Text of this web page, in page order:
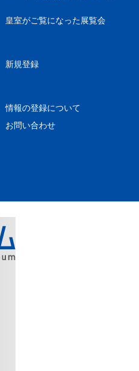
皇室がご覧になった展覧会
新規登録
情報の登録について
お問い合わせ